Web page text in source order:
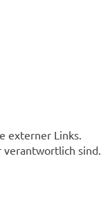
externer Links.
verantwortlich sind.